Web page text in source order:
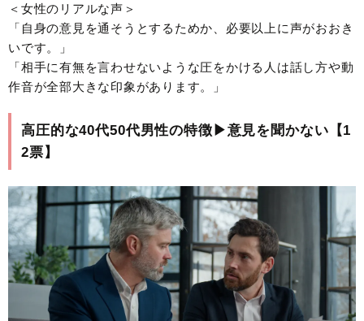
＜女性のリアルな声＞
「自身の意見を通そうとするためか、必要以上に声がおおき
いです。」
「相手に有無を言わせないような圧をかける人は話し方や動
作音が全部大きな印象があります。」
高圧的な40代50代男性の特徴▶︎意見を聞かない【1
2票】